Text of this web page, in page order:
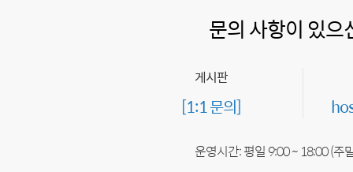
문의 사항이 있으
게시판
[1:1 문의]
운영시간: 평일 9:00 ~ 18:00 (주